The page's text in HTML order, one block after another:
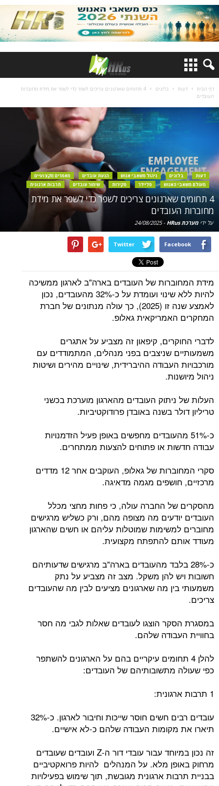
דף הבית דעות בלוגים
4 תחומים שארגונים צריכים לשפר כדי לשפר את מידת מחוברות
העובדים
דעות בלוגים ניהול משאבי אנוש הנעת עובדים
מאמרים מקצועיים
מעולם משאבי האנוש
סליידר סקירות שימור עובדים תרבות ארגונית
4 תחומים שארגונים צריכים לשפר כדי לשפר את מידת
מחוברות העובדים
על ידי מערכת HRus -
24/08/2025
Facebook
Twitter
מידת המחוברות של העובדים בארה"ב לארגון ממשיכה
להיות ללא שינוי ועומדת על כ-32% מהעובדים, נכון
לאמצע שנה זו (2025), כך עולה מנתונים של חברת
המחקרים האמריקאית גאלופ.
לדברי החוקרים, קיפאון זה מצביע על אתגרים
משמעותיים שניצבים בפני מנהלים, המתמודדים עם
מורכבויות העבודה ההיברידית, שינויים מהירים ושיטות
ניהול מיושנות.
העלות של ניתוק העובדים מהארגון מוערכת בכשני
טריליון דולר בשנה באובדן פרודוקטיביות.
כ-51% מהעובדים מחפשים באופן פעיל הזדמנויות
עבודה חדשות או פתוחים להצעות ממתחרים.
סקרי המחוברות של גאלופ, העוקבים אחר 12 מדדים
מרכזיים, חושפים מגמה מדאיגה.
מהסקרים של החברה עולה, כי פחות מחצי מכלל
העובדים יודעים מה מצופה מהם, ורק כשליש מרגישים
מחוברים למשימות שמוטלות עליהם או חשים שהארגון
מעודד אותם להתפתח מקצועית.
כ-28% בלבד מהעובדים בארה"ב מרגישים שדעותיהם
חשובות ויש להן משקל. מצב זה מצביע על נתק
משמעותי בין מה שארגונים מציעים לבין מה שהעובדים
צריכים.
במסגרת הסקר הוצגו לעובדים שאלות לגבי מה חסר
בחוויית העבודה שלהם.
להלן 4 תחומים עיקריים בהם על הארגונים להשתפר
כפי שעולה מתשובותיהם של העובדים:
1 תרבות ארגונית:
עובדים רבים חשים חוסר שייכות וחיבור לארגון. כ-32%
תיארו את מקומות העבודה שלהם כ-לא אישיים.
זה נכון במיוחד עבור עובדי דור ה-Z ועובדים שעובדים
מרחוק באופן מלא. על המנהלים להיות פרואקטיביים
בבניית תרבות ארגונית מגובשת, תוך שימוש בפעילויות